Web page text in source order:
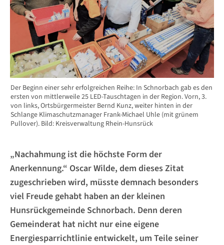
Der Beginn einer sehr erfolgreichen Reihe: In Schnorbach gab es den
ersten von mittlerweile 25 LED-Tauschtagen in der Region. Vorn, 3.
von links, Ortsbürgermeister Bernd Kunz, weiter hinten in der
Schlange Klimaschutzmanager Frank-Michael Uhle (mit grünem
Pullover). Bild: Kreisverwaltung Rhein-Hunsrück
„Nachahmung ist die höchste Form der
Anerkennung.“ Oscar Wilde, dem dieses Zitat
zugeschrieben wird, müsste demnach besonders
viel Freude gehabt haben an der kleinen
Hunsrückgemeinde Schnorbach. Denn deren
Gemeinderat hat nicht nur eine eigene
Energiesparrichtlinie entwickelt, um Teile seiner